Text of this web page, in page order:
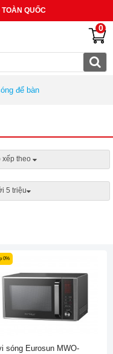
QUỐC
0
để bàn
xếp theo
5 triệu
0%
sóng Eurosun MWO-